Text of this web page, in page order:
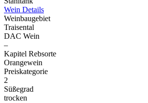
Wein Details
Weinbaugebiet
Traisental
DAC Wein
–
Kapitel Rebsorte
Orangewein
Preiskategorie
2
Süßegrad
trocken